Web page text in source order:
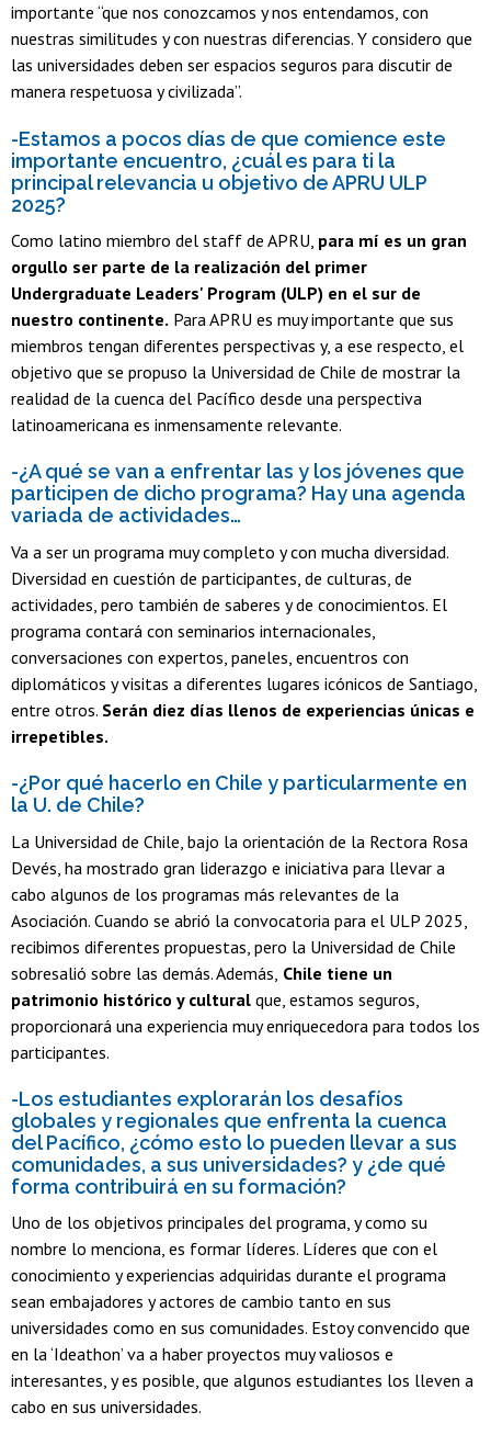
importante “que nos conozcamos y nos entendamos, con
nuestras similitudes y con nuestras diferencias. Y considero que
las universidades deben ser espacios seguros para discutir de
manera respetuosa y civilizada”.
-Estamos a pocos días de que comience este
importante encuentro, ¿cuál es para ti la
principal relevancia u objetivo de APRU ULP
2025?
Como latino miembro del staff de APRU, para mí es un gran
orgullo ser parte de la realización del primer
Undergraduate Leaders' Program (ULP) en el sur de
nuestro continente. Para APRU es muy importante que sus
miembros tengan diferentes perspectivas y, a ese respecto, el
objetivo que se propuso la Universidad de Chile de mostrar la
realidad de la cuenca del Pacífico desde una perspectiva
latinoamericana es inmensamente relevante.
-¿A qué se van a enfrentar las y los jóvenes que
participen de dicho programa? Hay una agenda
variada de actividades…
Va a ser un programa muy completo y con mucha diversidad.
Diversidad en cuestión de participantes, de culturas, de
actividades, pero también de saberes y de conocimientos. El
programa contará con seminarios internacionales,
conversaciones con expertos, paneles, encuentros con
diplomáticos y visitas a diferentes lugares icónicos de Santiago,
entre otros. Serán diez días llenos de experiencias únicas e
irrepetibles.
-¿Por qué hacerlo en Chile y particularmente en
la U. de Chile?
La Universidad de Chile, bajo la orientación de la Rectora Rosa
Devés, ha mostrado gran liderazgo e iniciativa para llevar a
cabo algunos de los programas más relevantes de la
Asociación. Cuando se abrió la convocatoria para el ULP 2025,
recibimos diferentes propuestas, pero la Universidad de Chile
sobresalió sobre las demás. Además, Chile tiene un
patrimonio histórico y cultural que, estamos seguros,
proporcionará una experiencia muy enriquecedora para todos los
participantes.
-Los estudiantes explorarán los desafíos
globales y regionales que enfrenta la cuenca
del Pacífico, ¿cómo esto lo pueden llevar a sus
comunidades, a sus universidades? y ¿de qué
forma contribuirá en su formación?
Uno de los objetivos principales del programa, y como su
nombre lo menciona, es formar líderes. Líderes que con el
conocimiento y experiencias adquiridas durante el programa
sean embajadores y actores de cambio tanto en sus
universidades como en sus comunidades. Estoy convencido que
en la ‘Ideathon’ va a haber proyectos muy valiosos e
interesantes, y es posible, que algunos estudiantes los lleven a
cabo en sus universidades.